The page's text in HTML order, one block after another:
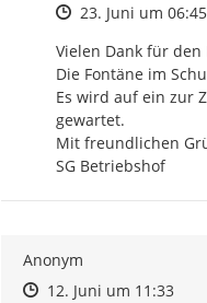
Zeitpunkt des
23. Juni um 06:45
Vielen Dank für den
Die Fontäne im
Es wird auf ein zur
gewartet.
Mit freundlichen
SG Betriebshof
Anonym
Zeitpunkt des Erstellens
Zeitpunkt des
12. Juni um 11:33Zur